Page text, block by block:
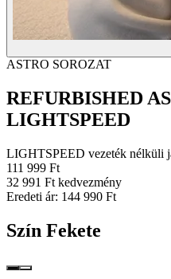
ASTRO SOROZAT
REFURBISHED
LIGHTSPEED
LIGHTSPEED vezeték nélküli
111 999 Ft
32 991 Ft kedvezmény
Eredeti ár: 144 990 Ft
Szín Fekete